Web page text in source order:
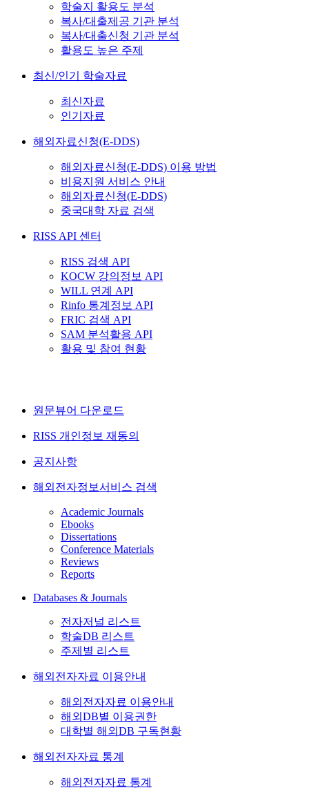
학술지 활용도 분석
복사/대출제공 기관 분석
복사/대출신청 기관 분석
활용도 높은 주제
최신/인기 학술자료
최신자료
인기자료
해외자료신청(E-DDS)
해외자료신청(E-DDS) 이용 방법
비용지원 서비스 안내
해외자료신청(E-DDS)
중국대학 자료 검색
RISS API 센터
RISS 검색 API
KOCW 강의정보 API
WILL 연계 API
Rinfo 통계정보 API
FRIC 검색 API
SAM 분석활용 API
활용 및 참여 현황
원문뷰어 다운로드
RISS 개인정보 재동의
공지사항
해외전자정보서비스 검색
Academic Journals
Ebooks
Dissertations
Conference Materials
Reviews
Reports
Databases & Journals
전자저널 리스트
학술DB 리스트
주제별 리스트
해외전자자료 이용안내
해외전자자료 이용안내
해외DB별 이용권한
대학별 해외DB 구독현황
해외전자자료 통계
해외전자자료 통계